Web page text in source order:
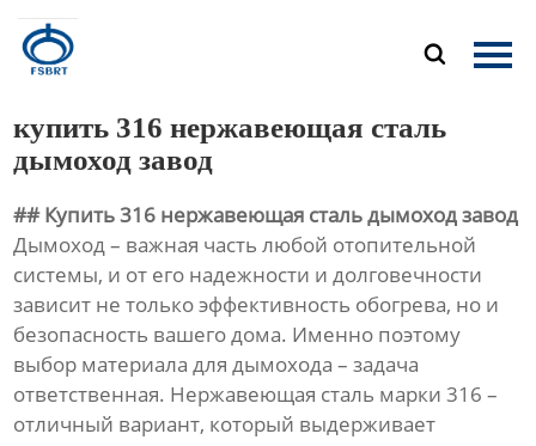

Главная
Новости
Контакты
купить 316 нержавеющая сталь
дымоход завод
## Купить 316 нержавеющая сталь дымоход завод
Дымоход – важная часть любой отопительной
системы, и от его надежности и долговечности
зависит не только эффективность обогрева, но и
безопасность вашего дома. Именно поэтому
выбор материала для дымохода – задача
ответственная. Нержавеющая сталь марки 316 –
отличный вариант, который выдерживает